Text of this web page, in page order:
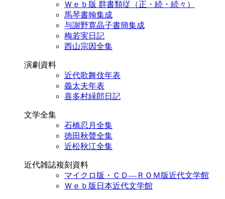
Ｗｅｂ版 群書類従（正・続・続々）
馬琴書翰集成
与謝野寛晶子書簡集成
梅若実日記
西山宗因全集
演劇資料
近代歌舞伎年表
義太夫年表
喜多村緑郎日記
文学全集
石橋忍月全集
徳田秋聲全集
近松秋江全集
近代雑誌複刻資料
マイクロ版・ＣＤ―ＲＯＭ版近代文学館
Ｗｅｂ版日本近代文学館